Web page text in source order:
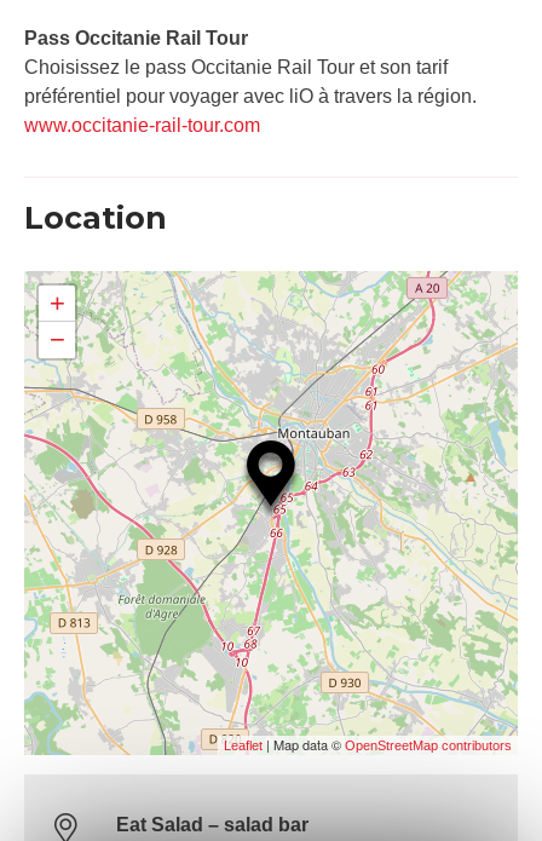
Pass Occitanie Rail Tour​
Choisissez le pass Occitanie Rail Tour et son tarif
préférentiel pour voyager avec liO à travers la région.
www.occitanie-rail-tour.com
Location
+
−
Leaflet | Map data © OpenStreetMap contributors
Eat Salad – salad bar